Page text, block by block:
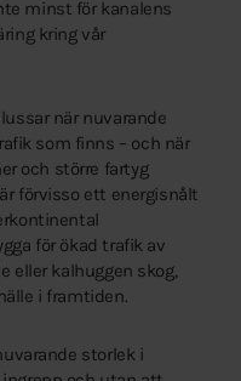
minst för kanalens
kring vår
när nuvarande
som finns – och när
och större fartyg
förvisso ett energisnålt
för ökad trafik av
eller kalhuggen skog,
i framtiden.
storlek i